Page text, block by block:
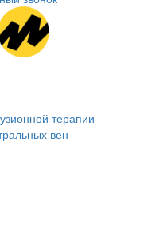
терапии
вен